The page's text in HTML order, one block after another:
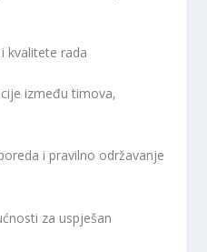
kvalitete rada
između timova,
i pravilno održavanje
za uspješan